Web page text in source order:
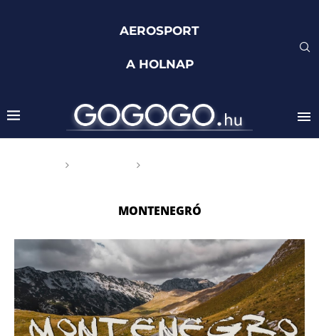
AEROSPORT
A HOLNAP
MONTENEGRÓ